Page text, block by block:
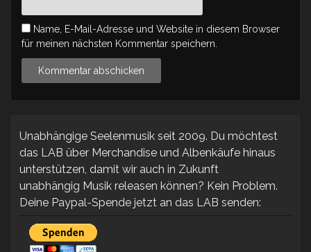
Name, E-Mail-Adresse und Website in diesem Browser
für meinen nächsten Kommentar speichern.
Unabhängige Seelenmusik seit 2009. Du möchtest
das LAB über Merchandise und Albenkäufe hinaus
unterstützen, damit wir auch in Zukunft
unabhängig Musik releasen können? Kein Problem.
Deine Paypal-Spende jetzt an das LAB senden: